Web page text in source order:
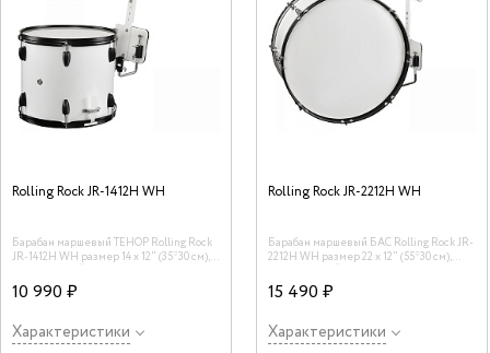
Rolling Rock JR-1412H WH
Барабан маршевый ТЕНОР Rolling Rock
JR-1412H WH размер 14 х 12" (35*30 см),
10 990 ₽
Характеристики
Rolling Rock JR-2212H WH
Барабан маршевый БАС Rolling Rock JR-
2212H WH размер 22 х 12" (55*30 см),
15 490 ₽
Характеристики